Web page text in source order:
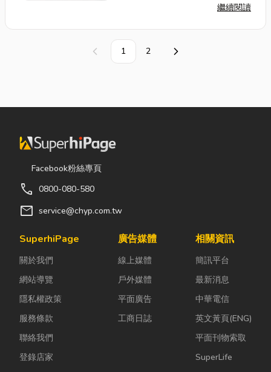
是為你準備的！我們將從客家幣
的使用指南開始，逐步...
繼續閱讀
上一頁 1 2 下一頁
Facebook粉絲專頁
call 0800-080-580
mail service@chyp.com.tw
SuperhiPage
關於我們
網站導覽
隱私權政策
服務條款
聯絡我們
登錄店家
廣告媒體
線上媒體
戶外媒體
平面廣告
工商日誌
相關資訊
簡訊平台
最新消息
中華電信
英文黃頁(ENG)
平面刊物索取
SuperLife